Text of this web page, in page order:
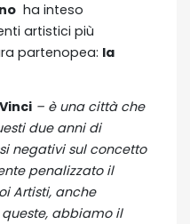
ha inteso
artistici più
partenopea: la
– è una città che
due anni di
negativi sul concetto
penalizzato il
Artisti, anche
abbiamo il